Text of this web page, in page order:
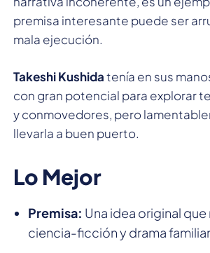
premisa interesante puede ser
mala ejecución.
Takeshi Kushidatenía en sus
con gran potencial para explorar
y conmovedores, pero
llevarla a buen puerto.
Lo Mejor
Premisa: Una idea original que
ciencia-ficción y drama